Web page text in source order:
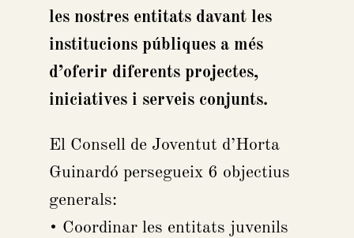
les nostres entitats davant les
institucions públiques a més
d’oferir diferents projectes,
iniciatives i serveis conjunts.
El Consell de Joventut d’Horta
Guinardó persegueix 6 objectius
generals:
• Coordinar les entitats juvenils